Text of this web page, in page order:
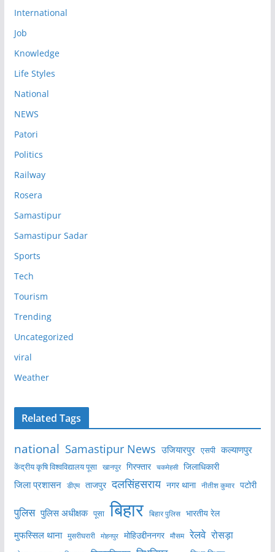
International
Job
Knowledge
Life Styles
National
NEWS
Patori
Politics
Railway
Rosera
Samastipur
Samastipur Sadar
Sports
Tech
Tourism
Trending
Uncategorized
viral
Weather
Related Tags
national Samastipur News उजियारपुर एसपी कल्याणपुर
केंद्रीय कृषि विश्वविद्यालय पूसा खानपुर गिरफ्तार चकमेहसी जिलाधिकारी
जिला प्रशासन डीएम ताजपुर दलसिंहसराय नगर थाना नीतीश कुमार पटोरी
पुलिस पुलिस अधीक्षक पूसा बिहार बिहार पुलिस भारतीय रेल
मुफस्सिल थाना मुसरीघरारी मोहनपुर मोहिउद्दीननगर मौसम रेलवे रोसड़ा